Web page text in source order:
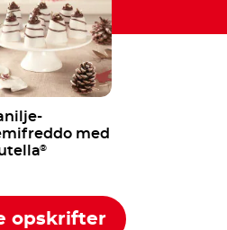
med
®
opskrifter